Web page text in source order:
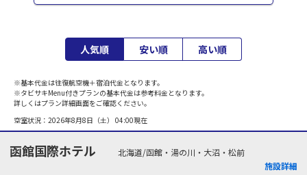
人気順 安い順 高い順
※基本代金は往復航空機＋宿泊代金となります。
※タビサキMenu付きプランの基本代金は参考料金となります。
詳しくはプラン詳細画面をご確認ください。
空室状況： 2026年8月8日（土） 04:00現在
函館国際ホテル
北海道/函館・湯の川・大沼・松前
施設詳細